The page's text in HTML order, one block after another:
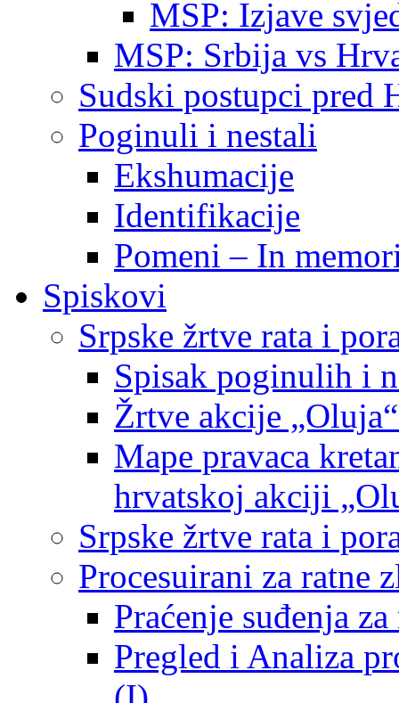
MSP: Izjave
MSP: Srbija vs
Sudski postupci pred
Poginuli i nestali
Ekshumacije
Identifikacije
Pomeni – In
Spiskovi
Srpske žrtve rata i
Spisak poginulih i
Žrtve akcije
Mape pravaca
hrvatskoj akciji
Srpske žrtve rata i
Procesuirani za ratne
Praćenje suđenja
Pregled i Analiza